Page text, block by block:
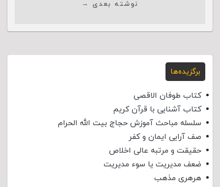
نوشته بعدی →
برگزیده‌ها
کتاب طوفان الاقصی
کتاب آشنایی با قرآن کریم
سلسله مباحث آموزش حجاج بیت الله الحرام
صف آرایی ایمان و کفر
حقیقت و مرتبه عالی اخلاص
ضعف مدیریت یا سوء مدیریت
هرهری مذهب